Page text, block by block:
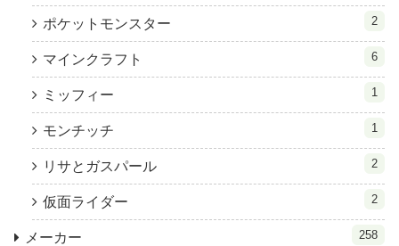
ポケットモンスター 2
マインクラフト 6
ミッフィー 1
モンチッチ 1
リサとガスパール 2
仮面ライダー 2
メーカー 258